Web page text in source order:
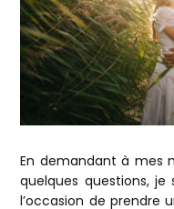
En demandant à mes
quelques questions, je
l’occasion de prendre